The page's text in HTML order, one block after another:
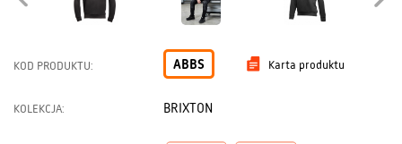
KOD PRODUKTU: ABBS Karta produktu
KOLEKCJA: BRIXTON